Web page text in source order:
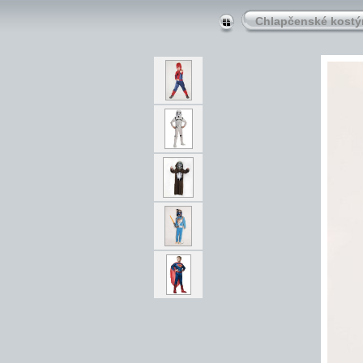
Chlapčenské